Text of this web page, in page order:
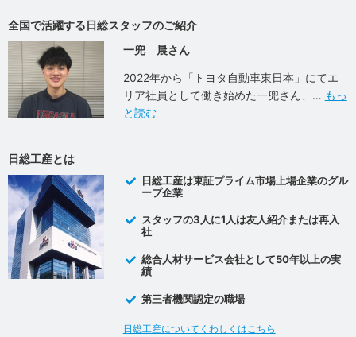
全国で活躍する日総スタッフのご紹介
一兜 晨さん
2022年から「トヨタ自動車東日本」にてエ
リア社員として働き始めた一兜さん、
もっ
と読む
日総工産とは
日総工産は東証プライム市場上場企業のグル
ープ企業
スタッフの3人に1人は友人紹介または再入
社
総合人材サービス会社として50年以上の実
績
第三者機関認定の職場
日総工産についてくわしくはこちら